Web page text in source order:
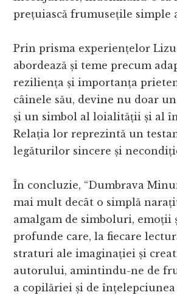
prețuiască frumusețile simple
Prin prisma experiențelor
abordează și teme precum
reziliența și importanța
câinele său, devine nu doar
și un simbol al loialității și al
Relația lor reprezintă un
legăturilor sincere și
În concluzie, “Dumbrava
mai mult decât o simplă
amalgam de simboluri, emoții
profunde care, la fiecare
straturi ale imaginației și
autorului, amintindu-ne de
a copilăriei și de înțelepciunea